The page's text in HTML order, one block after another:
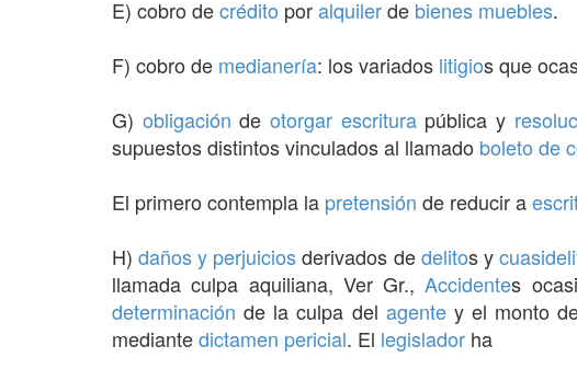
E) cobro decrédito poralquilerde bienes muebles.
F) cobro de medianería: los variados litigios que
G) obligación de otorgar escriturapública y
supuestos distintos vinculados al llamado boleto de
El primero contempla la pretensión de reducir a
H)daños y perjuiciosderivados dedelitos y
llamada culpa aquiliana, Ver Gr.,Accidentes
determinación de la culpa del agentey el monto
mediantedictamen pericial. El legislador ha